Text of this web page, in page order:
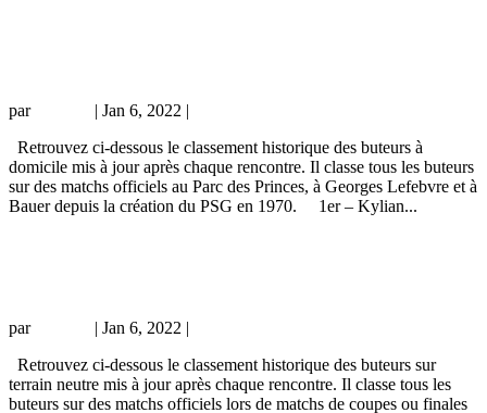
par | Jan 6, 2022 |
Retrouvez ci-dessous le classement historique des buteurs à
domicile mis à jour après chaque rencontre. Il classe tous les buteurs
sur des matchs officiels au Parc des Princes, à Georges Lefebvre et à
Bauer depuis la création du PSG en 1970. 1er – Kylian...
par | Jan 6, 2022 |
Retrouvez ci-dessous le classement historique des buteurs sur
terrain neutre mis à jour après chaque rencontre. Il classe tous les
buteurs sur des matchs officiels lors de matchs de coupes ou finales